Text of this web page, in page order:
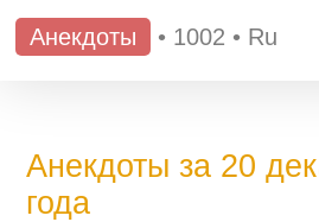
Анекдоты • 1002 • Ru
Анекдоты за 20
года